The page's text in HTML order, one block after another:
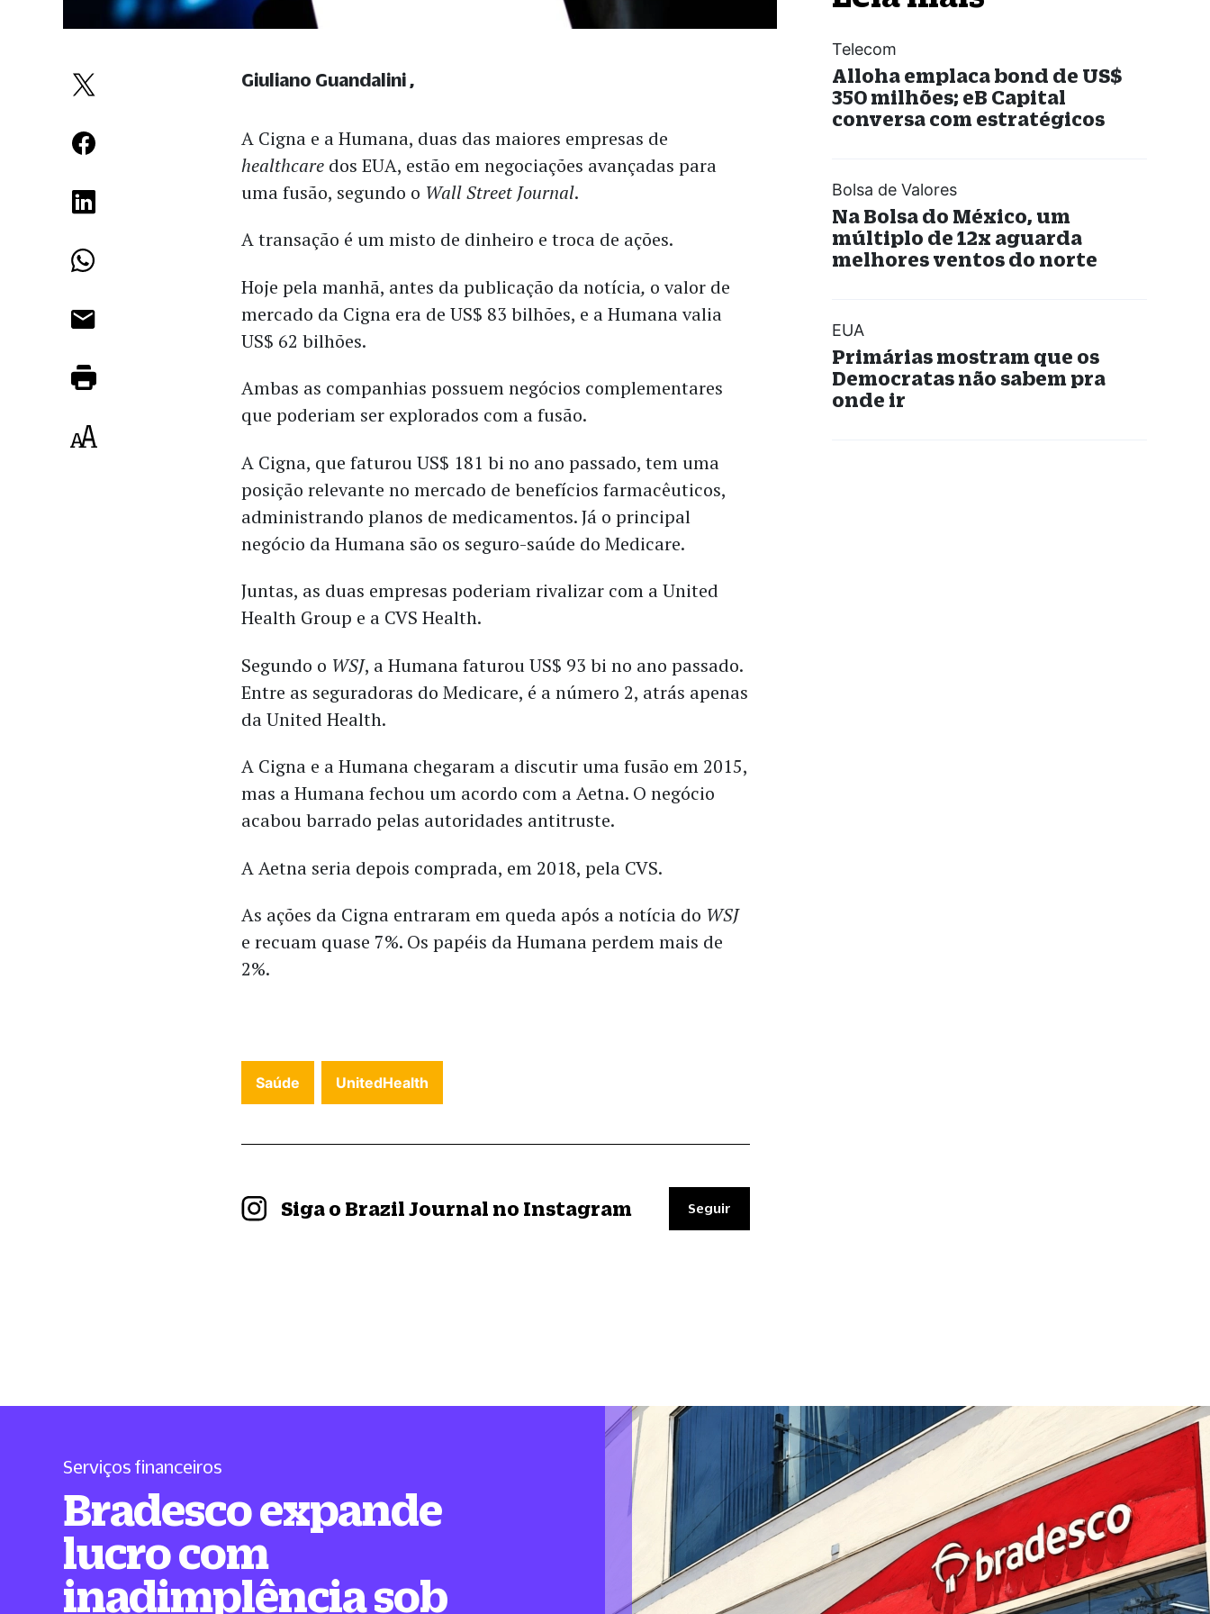
A Cigna e a Humana, duas das maiores empresas de
healthcare dos EUA, estão em negociações avançadas para
uma fusão, segundo o Wall Street Journal.
A transação é um misto de dinheiro e troca de ações.
Hoje pela manhã, antes da publicação da notícia, o valor de
mercado da Cigna era de US$ 83 bilhões, e a Humana valia
US$ 62 bilhões.
Ambas as companhias possuem negócios complementares
que poderiam ser explorados com a fusão.
A Cigna, que faturou US$ 181 bi no ano passado, tem uma
posição relevante no mercado de benefícios farmacêuticos,
administrando planos de medicamentos. Já o principal
negócio da Humana são os seguro-saúde do Medicare.
Juntas, as duas empresas poderiam rivalizar com a United
Health Group e a CVS Health.
Segundo o WSJ, a Humana faturou US$ 93 bi no ano passado.
Entre as seguradoras do Medicare, é a número 2, atrás apenas
da United Health.
A Cigna e a Humana chegaram a discutir uma fusão em 2015,
mas a Humana fechou um acordo com a Aetna. O negócio
acabou barrado pelas autoridades antitruste.
A Aetna seria depois comprada, em 2018, pela CVS.
As ações da Cigna entraram em queda após a notícia do WSJ
e recuam quase 7%. Os papéis da Humana perdem mais de
2%.
Giuliano Guandalini
Saúde UnitedHealth
Siga o Brazil Journal no Instagram Seguir
Telecom
Alloha emplaca bond de US$
350 milhões; eB Capital
conversa com estratégicos
Bolsa de Valores
Na Bolsa do México, um
múltiplo de 12x aguarda
melhores ventos do norte
EUA
Primárias mostram que os
Democratas não sabem pra
onde ir
Serviços financeiros
Bradesco expande
lucro com
inadimplência sob